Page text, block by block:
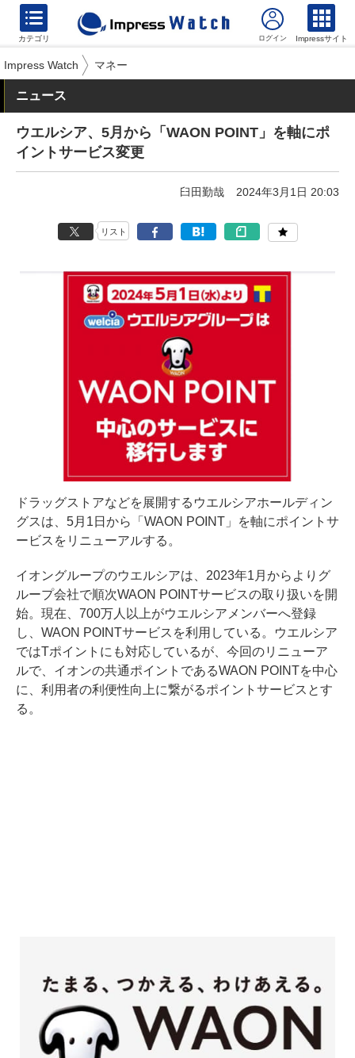
カテゴリ Impressサイト
Impress Watch マネー
ニュース
ウエルシア、5月から「WAON POINT」を軸にポ
イントサービス変更
臼田勤哉 2024年3月1日 20:03
リスト
ドラッグストアなどを展開するウエルシアホールディン
グスは、5月1日から「WAON POINT」を軸にポイントサ
ービスをリニューアルする。
イオングループのウエルシアは、2023年1月からよりグ
ループ会社で順次WAON POINTサービスの取り扱いを開
始。現在、700万人以上がウエルシアメンバーへ登録
し、WAON POINTサービスを利用している。ウエルシア
ではTポイントにも対応しているが、今回のリニューア
ルで、イオンの共通ポイントであるWAON POINTを中心
に、利用者の利便性向上に繋がるポイントサービスとす
る。